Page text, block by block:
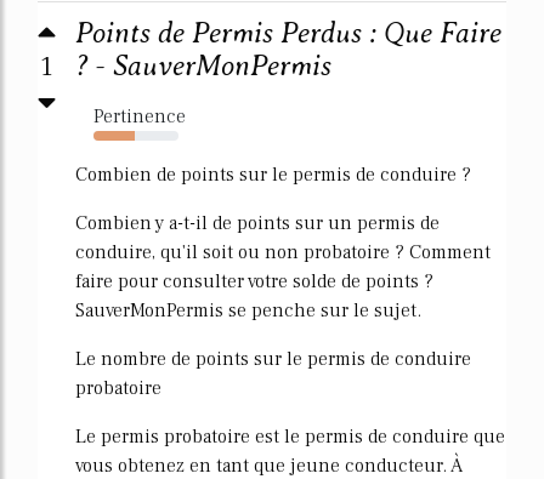
1
Points de Permis Perdus : Que Faire
? - SauverMonPermis
Pertinence
49%
Combien de points sur le permis de conduire ?
Combien y a-t-il de points sur un permis de
conduire, qu'il soit ou non probatoire ? Comment
faire pour consulter votre solde de points ?
SauverMonPermis se penche sur le sujet.
Le nombre de points sur le permis de conduire
probatoire
Le permis probatoire est le permis de conduire que
vous obtenez en tant que jeune conducteur. À